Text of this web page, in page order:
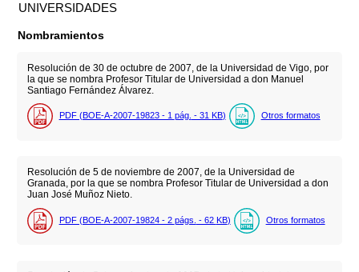
UNIVERSIDADES
Nombramientos
Resolución de 30 de octubre de 2007, de la Universidad de Vigo, por
la que se nombra Profesor Titular de Universidad a don Manuel
Santiago Fernández Álvarez.
PDF (BOE-A-2007-19823 - 1 pág. - 31 KB) Otros formatos
Resolución de 5 de noviembre de 2007, de la Universidad de
Granada, por la que se nombra Profesor Titular de Universidad a don
Juan José Muñoz Nieto.
PDF (BOE-A-2007-19824 - 2 págs. - 62 KB) Otros formatos